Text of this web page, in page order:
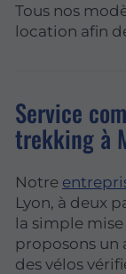
Tous nos
location afin
Service
trekking à
Notre
Lyon, à deux
la simple
proposons
des vélos